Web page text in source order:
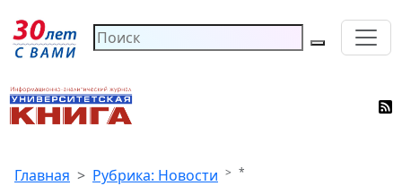
Главная Рубрика: Новости *